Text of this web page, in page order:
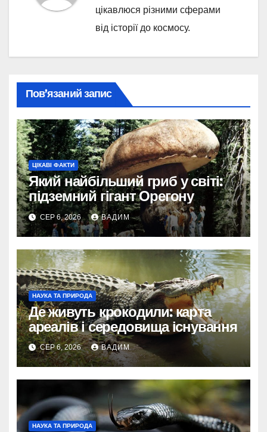
цікавлюся різними сферами
від історії до космосу.
Пов’язаний запис
ЦІКАВІ ФАКТИ
Який найбільший гриб у світі:
підземний гігант Орегону
СЕР 6, 2026 ВАДИМ
НАУКА ТА ПРИРОДА
Де живуть крокодили: карта
ареалів і середовища існування
СЕР 6, 2026 ВАДИМ
НАУКА ТА ПРИРОДА